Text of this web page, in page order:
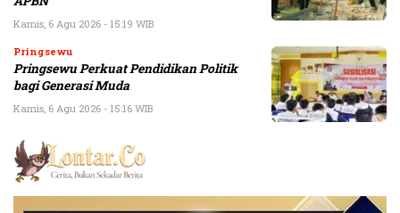
Kamis, 6 Agu 2026 - 15:19 WIB
Pringsewu
Pringsewu Perkuat Pendidikan Politik
bagi Generasi Muda
Kamis, 6 Agu 2026 - 15:16 WIB